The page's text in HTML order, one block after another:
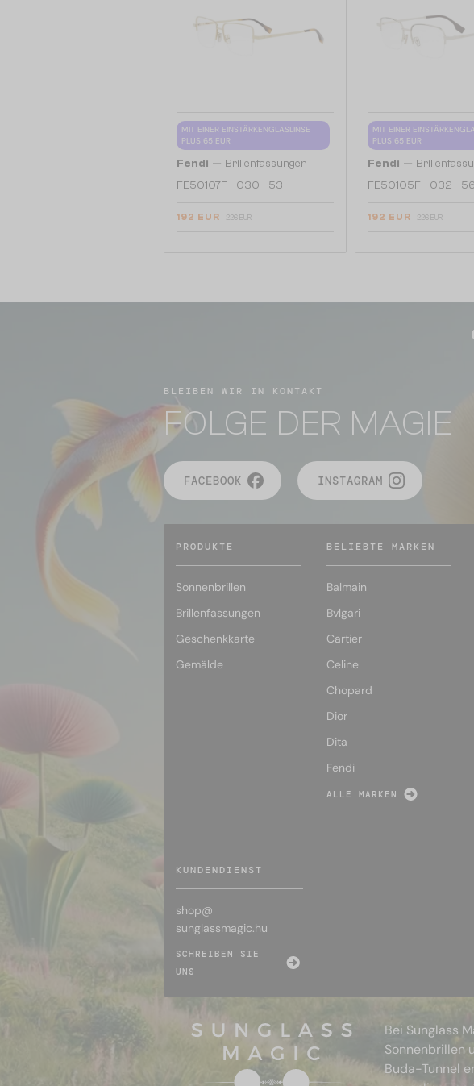
MIT EINER EINSTÄRKENGLASLINSE
PLUS 65 EUR
Fendi — Brillenfassungen
FE50107F - 030 - 53
192 EUR 226 EUR
MIT EINER
PLUS 65 EUR
Fendi —
FE50105F - 032 - 56
192 EUR 226 EUR
BLEIBEN WIR IN KONTAKT
FOLGE DER MAGIE
FACEBOOK INSTAGRAM
PRODUKTE
Sonnenbrillen
Brillenfassungen
Geschenkkarte
Gemälde
BELIEBTE MARKEN
Balmain
Bvlgari
Cartier
Celine
Chopard
Dior
Dita
Fendi
ALLE MARKEN
KUNDENDIENST
shop@
sunglassmagic.hu
SCHREIBEN SIE
UNS
Bei Sunglass
Sonnenbrillen
Buda-Tunnel